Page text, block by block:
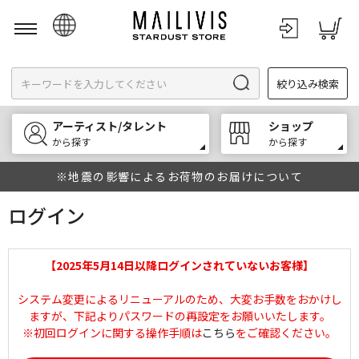
English
한국어
中文
絞り込み検索
アーティスト/タレント
から探す
ショップ
から探す
※地震の影響によるお荷物のお届けについて
ログイン
【2025年5月14日以降ログインされていないお客様】
システム変更によるリニューアルのため、大変お手数をおかけし
ますが、下記よりパスワードの再設定をお願いいたします。
※初回ログインに関する操作手順はこちらをご確認ください。